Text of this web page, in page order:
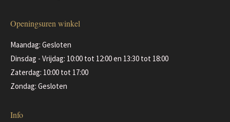
Openingsuren winkel
Maandag: Gesloten
Dinsdag - Vrijdag: 10:00 tot 12:00 en 13:30 tot 18:00
Zaterdag: 10:00 tot 17:00
Zondag: Gesloten
Info